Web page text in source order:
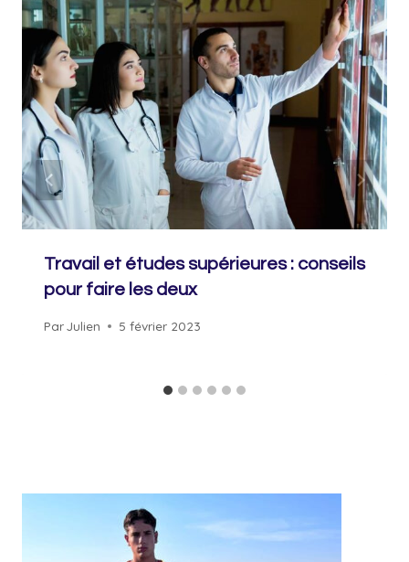
Travail et études supérieures : conseils
pour faire les deux
ParJulien 5 février 2023